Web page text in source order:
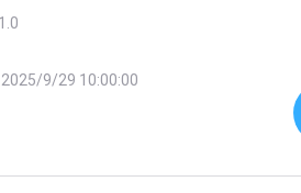
2025/9/29 10:00:00